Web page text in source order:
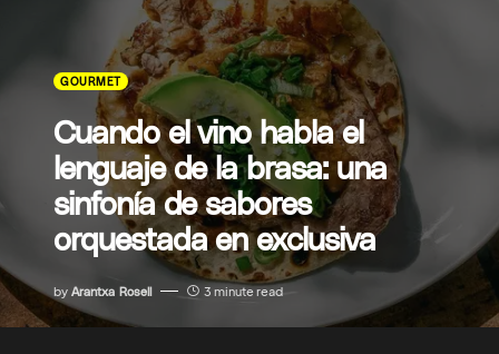
GOURMET
Cuando el vino habla el
lenguaje de la brasa: una
sinfonía de sabores
orquestada en exclusiva
by Arantxa Rosell 3 minute read